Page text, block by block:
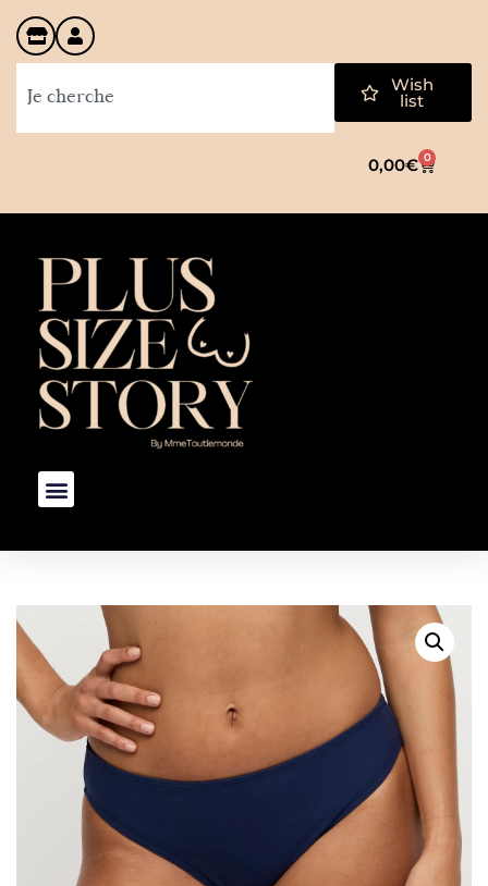
Wish
list
0,00€ 0